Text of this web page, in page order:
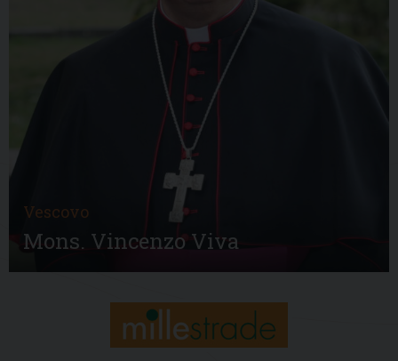
Vescovo
Mons. Vincenzo Viva